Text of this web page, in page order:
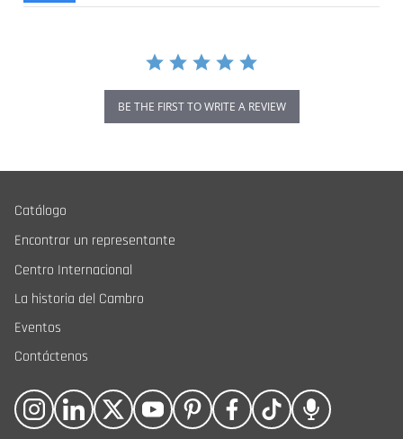
BE THE FIRST TO WRITE A REVIEW
Catálogo
Encontrar un representante
Centro Internacional
La historia del Cambro
Eventos
Contáctenos